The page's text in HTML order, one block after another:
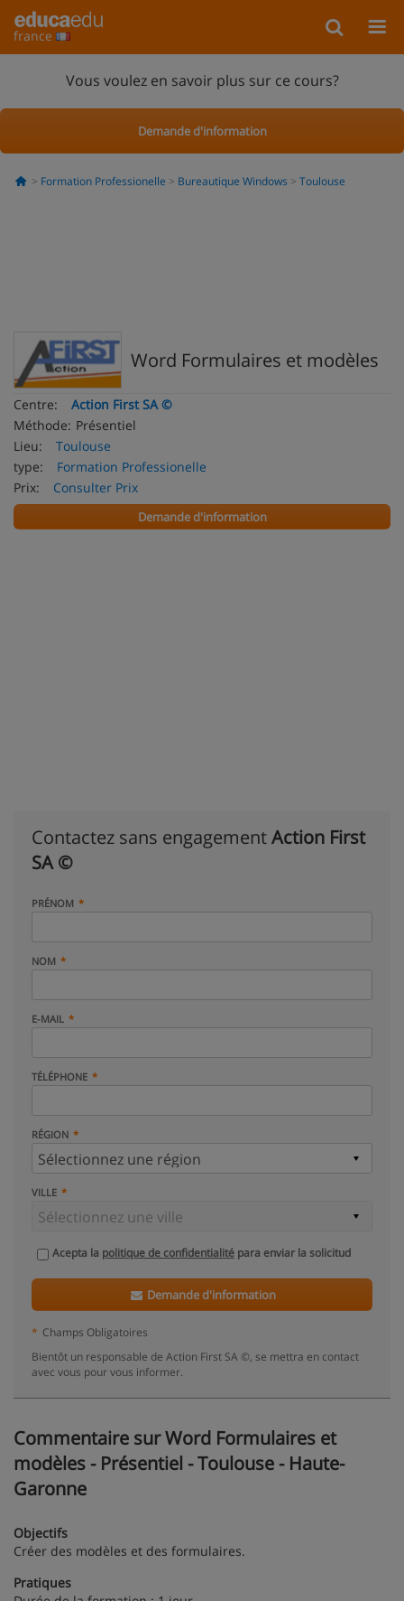
france
Vous voulez en savoir plus sur ce cours?
Demande d'information
Formation Professionelle Bureautique Windows Toulouse
Word Formulaires et modèles
Centre:
Action First SA ©
Méthode: Présentiel
Lieu:
Toulouse
type:
Formation Professionelle
Prix:
Consulter Prix
Demande d'information
Contactez sans engagementAction First
SA ©
PRÉNOM
NOM
E-MAIL
TÉLÉPHONE
RÉGION
VILLE
Acepta la politique de confidentialité para enviar la solicitud
Demande d'information
* Champs Obligatoires
Bientôt un responsable de Action First SA ©, se mettra en contact
avec vous pour vous informer.
Commentaire sur Word Formulaires et
modèles - Présentiel - Toulouse - Haute-
Garonne
Objectifs
Créer des modèles et des formulaires.
Pratiques